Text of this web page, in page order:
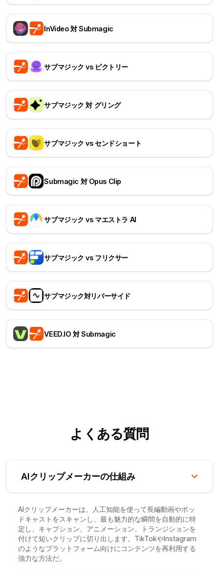
InVideo 対 Submagic
サブマジック vs ピクトリー
サブマジック 対 グリング
サブマジック vs センドショート
Submagic 対 Opus Clip
サブマジック vs マエストラ AI
サブマジック vs フリクサー
サブマジック対リバーサイド
VEED.IO 対 Submagic
よくある質問
AIクリップメーカーの仕組み
AIクリップメーカーは、人工知能を使って長編動画やポッ
ドキャストをスキャンし、最も魅力的な瞬間を自動的に特
定し、キャプション、アニメーション、トランジションを
付けて短いクリップに切り出します。TikTokやInstagram
のようなプラットフォーム向けにコンテンツを再利用する
強力な方法だ。